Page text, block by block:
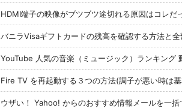
HDMI端子の映像がブツブツ途切れる原因はコレだ
バニラVisaギフトカードの残高を確認する方法と
YouTube 人気の音楽（ミュージック）ランキング
Fire TV を再起動する３つの方法(調子が悪い時は
ウザい！ Yahoo! からのおすすめ情報メールを一